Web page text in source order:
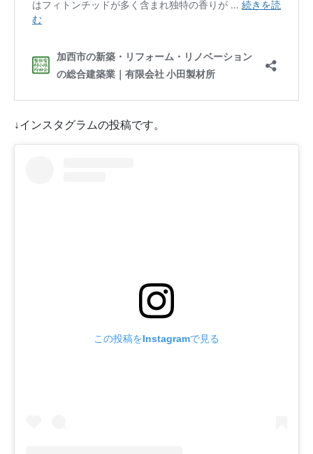
↓インスタグラムの投稿です。
この投稿をInstagramで見る